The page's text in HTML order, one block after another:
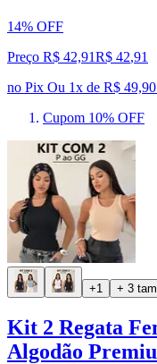
14% OFF
Preço R$ 42,91R$ 42,91
no Pix Ou 1x de R$
Cupom 10% OFF
+1 + 3
Kit 2 Regata
Algodão